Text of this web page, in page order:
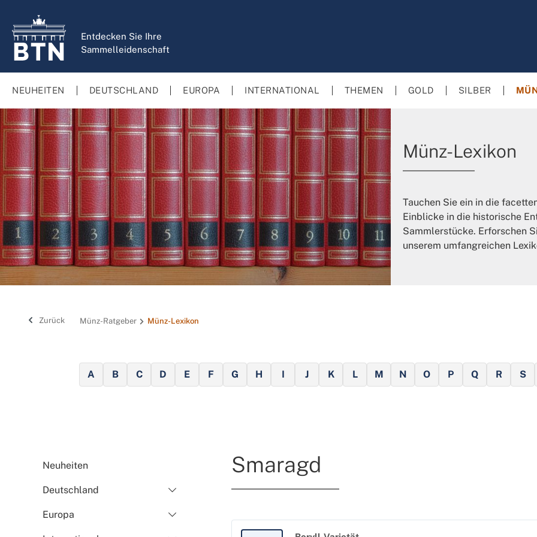
Entdecken Sie Ihre
Sammelleidenschaft
NEUHEITEN DEUTSCHLAND EUROPA INTERNATIONAL THEMEN GOLD SILBER
Münz-Lexikon
Tauchen Sie ein in die
Einblicke in die historische
Sammlerstücke. Erforschen
unserem umfangreichen
Zurück Münz-Ratgeber Münz-Lexikon
A B C D E F G H I J K L M N O P Q R S
Neuheiten
Deutschland
Europa
Smaragd